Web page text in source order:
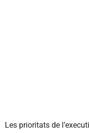
Les prioritats de